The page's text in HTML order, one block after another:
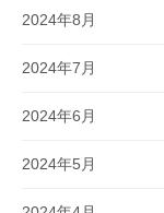
2024年8月
2024年7月
2024年6月
2024年5月